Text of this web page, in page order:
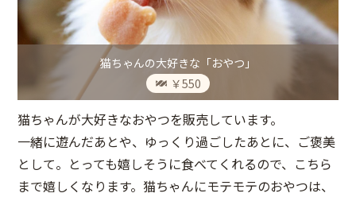
猫ちゃんの大好きな「おやつ」
￥550
猫ちゃんが大好きなおやつを販売しています。
一緒に遊んだあとや、ゆっくり過ごしたあとに、ご褒美
として。とっても嬉しそうに食べてくれるので、こちら
まで嬉しくなります。猫ちゃんにモテモテのおやつは、